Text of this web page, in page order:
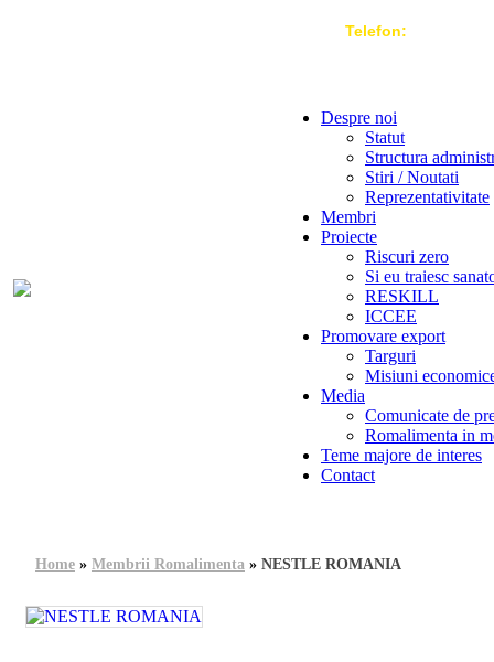
Telefon:
Despre noi
Statut
Structura
Stiri / Noutati
Reprezentativitate
Membri
Proiecte
Riscuri zero
Si eu traiesc
RESKILL
ICCEE
Promovare export
Targuri
Misiuni
Media
Comunicate de
Romalimenta in
Teme majore de interes
Contact
Home » Membrii Romalimenta » NESTLE ROMANIA